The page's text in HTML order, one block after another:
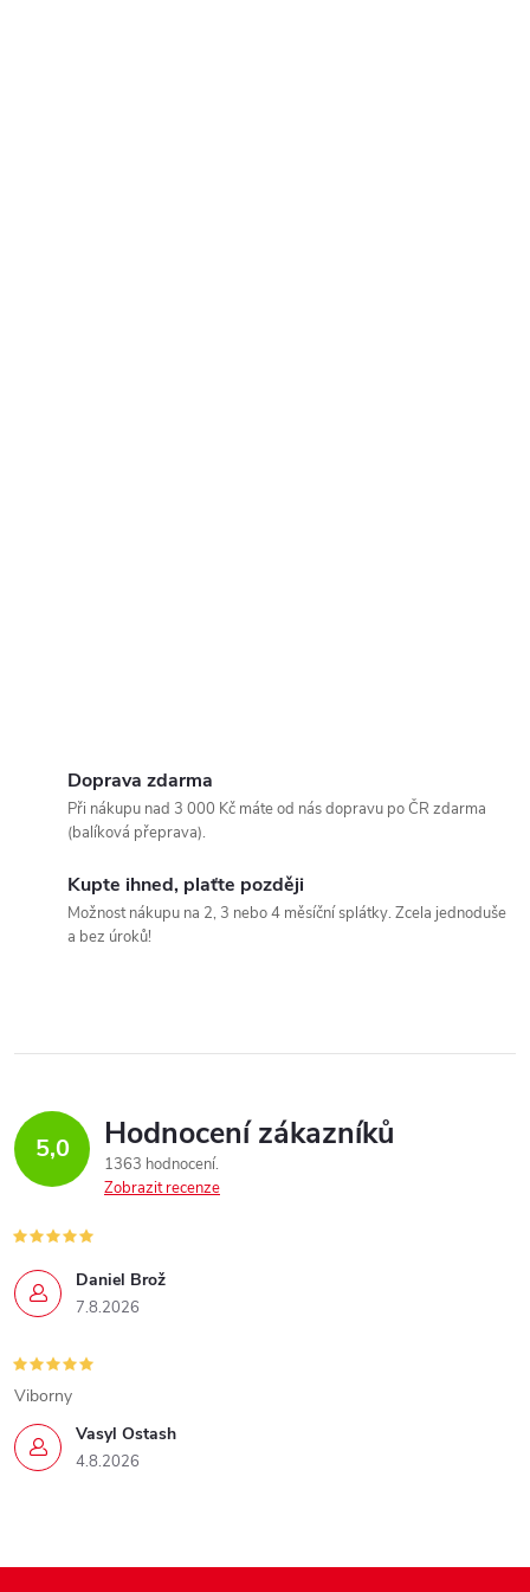
Doprava zdarma
Při nákupu nad 3 000 Kč máte od nás dopravu po ČR zdarma
(balíková přeprava).
Kupte ihned, plaťte později
Možnost nákupu na 2, 3 nebo 4 měsíční splátky. Zcela jednoduše
a bez úroků!
5,0 Hodnocení zákazníků
1363 hodnocení
Zobrazit recenze
Daniel Brož
7.8.2026
Vasyl Ostash
4.8.2026
Viborny